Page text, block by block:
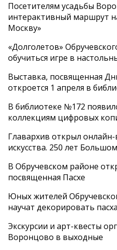
Посетителям усадьбы
интерактивный маршрут
Москву»
«Долголетов»
обучиться игре в
Выставка, посвященная
откроется 1 апреля в
В библиотеке №172
коллекциям цифровых
Главархив открыл онлайн-
искусства. 250 лет
В Обручевском районе
посвященная Пасхе
Юных жителей
научат декорировать
Экскурсии и арт-квесты
Воронцово в выходные